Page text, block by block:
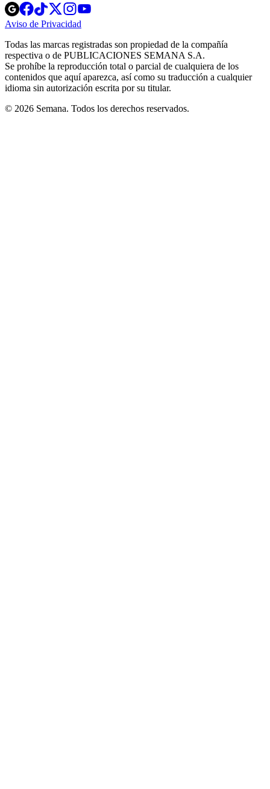
Opens
in
new
Opens
in
new
Opens
in
new
window
Opens
new
windowwindow
Aviso de Privacidad
new
window
Todas las marcas registradas son propiedad de la compañía
respectiva o de PUBLICACIONES SEMANA S.A.
Se prohíbe la reproducción total o parcial de cualquiera de los
contenidos que aquí aparezca, así como su traducción a cualquier
idioma sin autorización escrita por su titular.
© 2026 Semana. Todos los derechos reservados.